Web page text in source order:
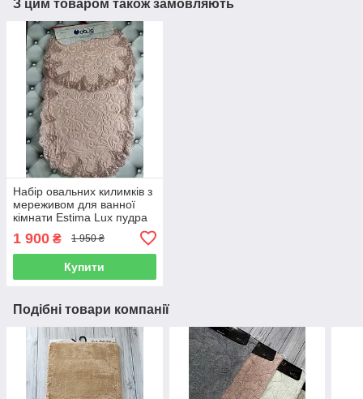
З цим товаром також замовляють
Набір овальних килимків з
мереживом для ванної
кімнати Estima Lux пудра
1 900 ₴ 1 950 ₴
Купити
Подібні товари компанії